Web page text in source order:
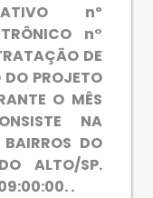
nº
n°
DE
DO PROJETO
O MÊS
NA
DO
ALTO/SP.
.